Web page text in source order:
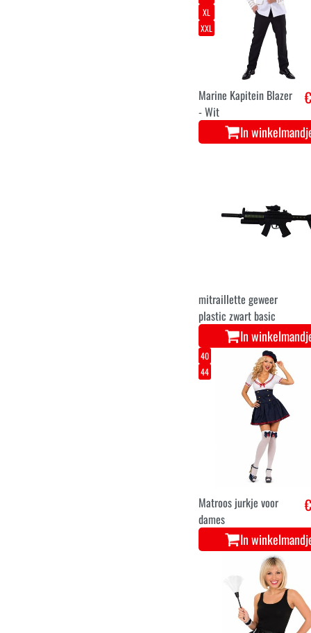
XL
XXL
Marine Kapitein Blazer
- Wit
In
mitraillette geweer
plastic zwart basic
In
40
44
Matroos jurkje voor
dames
In